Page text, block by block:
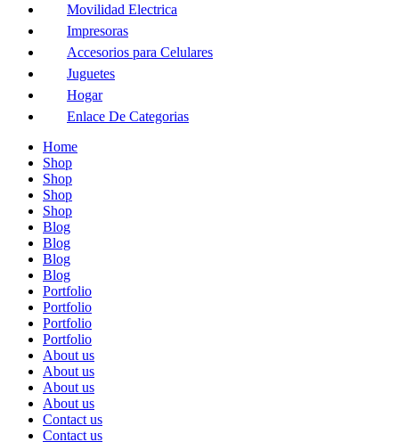
Movilidad Electrica
Impresoras
Accesorios para Celulares
Juguetes
Hogar
Enlace De Categorias
Home
Shop
Shop
Shop
Shop
Blog
Blog
Blog
Blog
Portfolio
Portfolio
Portfolio
Portfolio
About us
About us
About us
About us
Contact us
Contact us